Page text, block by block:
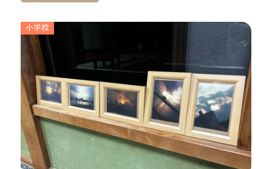
小学校